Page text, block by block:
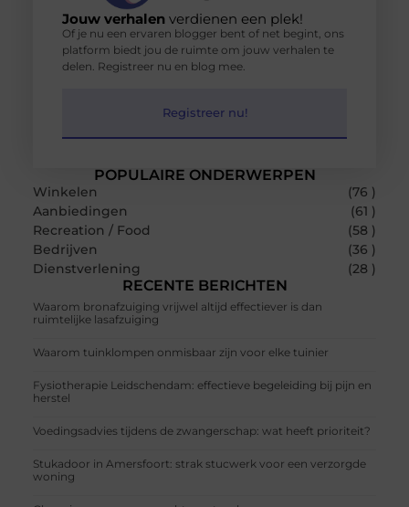
POPULAIRE ONDERWERPEN
Winkelen
(76 )
Aanbiedingen
(61 )
Recreation / Food
(58 )
Bedrijven
(36 )
Dienstverlening
(28 )
RECENTE BERICHTEN
Waarom bronafzuiging vrijwel altijd effectiever is dan
ruimtelijke lasafzuiging
Waarom tuinklompen onmisbaar zijn voor elke tuinier
Fysiotherapie Leidschendam: effectieve begeleiding bij pijn en
herstel
Voedingsadvies tijdens de zwangerschap: wat heeft prioriteit?
Stukadoor in Amersfoort: strak stucwerk voor een verzorgde
woning
Jouw verhalenverdienen een plek!
Of je nu een ervaren blogger bent of net begint, ons
platform biedt jou de ruimte om jouw verhalen te
delen. Registreer nu en blog mee.
Registreer nu!